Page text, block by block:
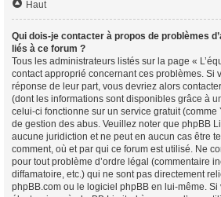
Haut
Qui dois-je contacter à propos de problèmes
liés à ce forum ?
Tous les administrateurs listés sur la page «
contact approprié concernant ces problèmes. Si
réponse de leur part, vous devriez alors
(dont les informations sont disponibles grâce à
celui-ci fonctionne sur un service gratuit (comme
de gestion des abus. Veuillez noter que phpBB
aucune juridiction et ne peut en aucun cas être
comment, où et par qui ce forum est utilisé. Ne
pour tout problème d’ordre légal (commentaire
diffamatoire, etc.) qui ne sont pas directement
phpBB.com ou le logiciel phpBB en lui-même.